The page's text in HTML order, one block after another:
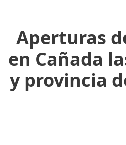
Aperturas
en Cañada
y provincia